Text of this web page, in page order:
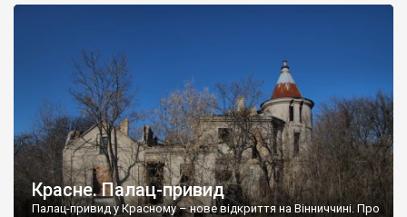
Красне. Палац-привид
Палац-привид у Красному – нове відкриття на Вінниччині. Про